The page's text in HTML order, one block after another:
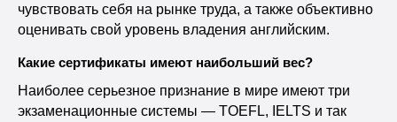
чувствовать себя на рынке труда, а также объективно
оценивать свой уровень владения английским.
Какие сертификаты имеют наибольший вес?
Наиболее серьезное признание в мире имеют три
экзаменационные системы — TOEFL, IELTS и так